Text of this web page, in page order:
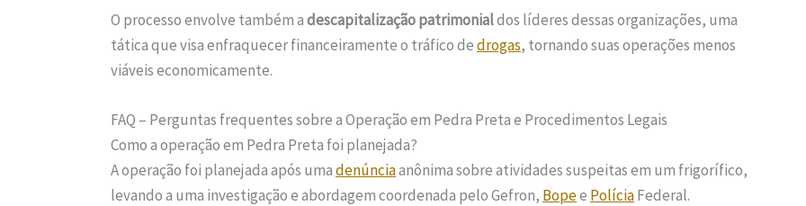
O processo envolve também adescapitalização patrimonialdos líderes dessas organizações, uma
tática que visa enfraquecer financeiramente o tráfico dedrogas, tornando suas operações menos
viáveis economicamente.
FAQ – Perguntas frequentes sobre a Operação em Pedra Preta e Procedimentos Legais
Como a operação em Pedra Preta foi planejada?
A operação foi planejada após umadenúnciaanônima sobre atividades suspeitas em um frigorífico,
levando a uma investigação e abordagem coordenada pelo Gefron, Bopee PolíciaFederal.